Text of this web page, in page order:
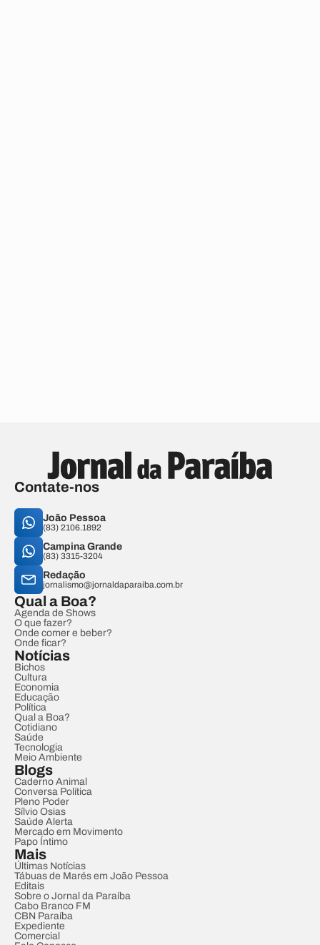
Contate-nos
João Pessoa
(83) 2106.1892
Campina Grande
(83) 3315-3204
Redação
jornalismo@jornaldaparaiba.com.br
Qual a Boa?
Agenda de Shows
O que fazer?
Onde comer e beber?
Onde ficar?
Notícias
Bichos
Cultura
Economia
Educação
Política
Qual a Boa?
Cotidiano
Saúde
Tecnologia
Meio Ambiente
Blogs
Caderno Animal
Conversa Política
Pleno Poder
Sílvio Osias
Saúde Alerta
Mercado em Movimento
Papo Íntimo
Mais
Últimas Notícias
Tábuas de Marés em João Pessoa
Editais
Sobre o Jornal da Paraíba
Cabo Branco FM
CBN Paraíba
Expediente
Comercial